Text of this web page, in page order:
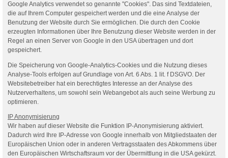
Google Analytics verwendet so genannte "Cookies". Das sind Textdateien,
die auf Ihrem Computer gespeichert werden und die eine Analyse der
Benutzung der Website durch Sie ermöglichen. Die durch den Cookie
erzeugten Informationen über Ihre Benutzung dieser Website werden in der
Regel an einen Server von Google in den USA übertragen und dort
gespeichert.
Die Speicherung von Google-Analytics-Cookies und die Nutzung dieses
Analyse-Tools erfolgen auf Grundlage von Art. 6 Abs. 1 lit. f DSGVO. Der
Websitebetreiber hat ein berechtigtes Interesse an der Analyse des
Nutzerverhaltens, um sowohl sein Webangebot als auch seine Werbung zu
optimieren.
IP Anonymisierung
Wir haben auf dieser Website die Funktion IP-Anonymisierung aktiviert.
Dadurch wird Ihre IP-Adresse von Google innerhalb von Mitgliedstaaten der
Europäischen Union oder in anderen Vertragsstaaten des Abkommens über
den Europäischen Wirtschaftsraum vor der Übermittlung in die USA gekürzt.